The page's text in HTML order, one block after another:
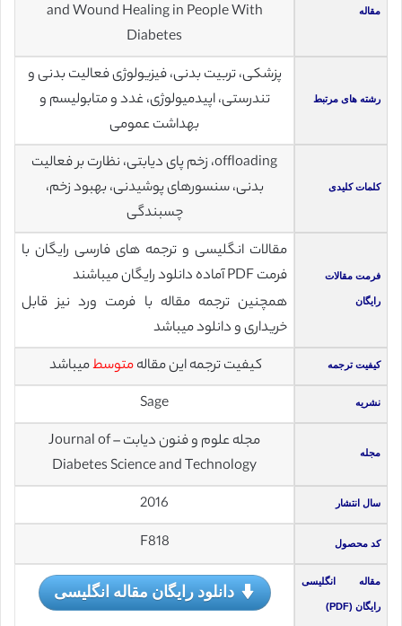
مقاله
and Wound Healing in People With
Diabetes
رشته های مرتبط
پزشکی، تربیت بدنی، فیزیولوژی فعالیت بدنی و
تندرستی، اپیدمیولوژی، غدد و متابولیسم و
بهداشت عمومی
کلمات کلیدی
offloading، زخم پای دیابتی، نظارت بر فعالیت
بدنی، سنسورهای پوشیدنی، بهبود زخم،
چسبندگی
فرمت مقالات
رایگان
مقالات انگلیسی و ترجمه های فارسی رایگان با
فرمت PDF آماده دانلود رایگان میباشند
همچنین ترجمه مقاله با فرمت ورد نیز قابل
خریداری و دانلود میباشد
کیفیت ترجمه کیفیت ترجمه این مقالهمتوسطمیباشد
نشریه Sage
مجله
مجله علوم و فنون دیابت – Journal of
Diabetes Science and Technology
سال انتشار 2016
کد محصول F818
مقاله انگلیسی
رایگان (PDF)
دانلود رایگان مقاله انگلیسی